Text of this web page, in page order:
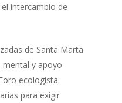
intercambio de
de Santa Marta
mental y apoyo
ecologista
para exigir